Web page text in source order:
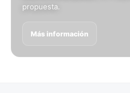
propuesta.
Más información